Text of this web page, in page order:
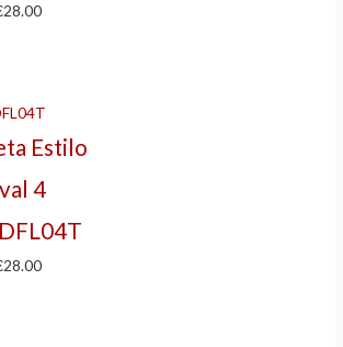
28.00
Estilo
4
28.00